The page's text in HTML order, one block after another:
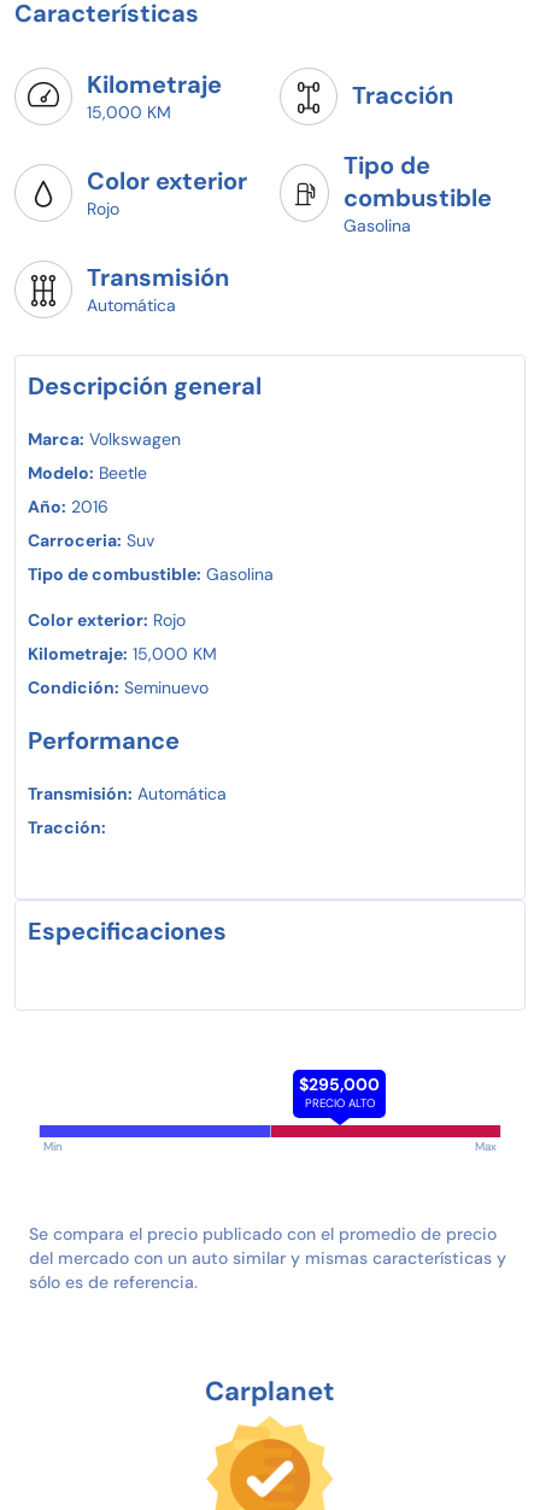
Características
Kilometraje
15,000 KM
Tracción
Color exterior
Rojo
Tipo de
combustible
Gasolina
Transmisión
Automática
Descripción general
Marca: Volkswagen
Modelo: Beetle
Año: 2016
Carroceria: Suv
Tipo de combustible: Gasolina
Color exterior: Rojo
Kilometraje: 15,000 KM
Condición: Seminuevo
Performance
Transmisión: Automática
Tracción:
Especificaciones
$295,000
PRECIO ALTO
Min Max
Se compara el precio publicado con el promedio de precio
del mercado con un auto similar y mismas características y
sólo es de referencia.
Carplanet